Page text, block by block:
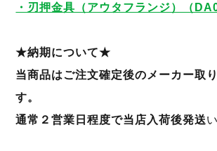
・刃押金具（アウタフランジ）（
★納期について★
当商品はご注文確定後のメーカー取
す。
通常２営業日程度で当店入荷後発送